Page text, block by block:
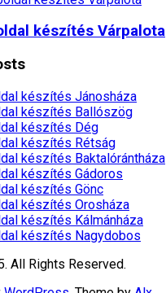
készítés​ Várpalota
készítés​ Jánosháza
készítés​ Ballószög
készítés​ Dég
készítés​ Rétság
készítés​ Baktalórántháza
készítés​ Gádoros
készítés​ Gönc
készítés​ Orosháza
készítés​ Kálmánháza
készítés​ Nagydobos
All Rights Reserved.